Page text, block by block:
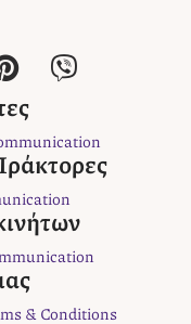
P
i
n
t
e
r
e
s
t
V
i
e
r
& Conditions